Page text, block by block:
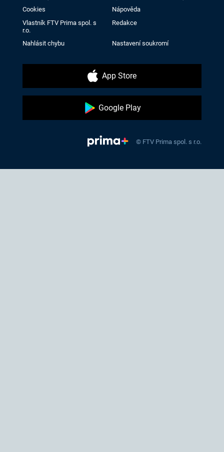
Cookies
Nápověda
Vlastník FTV Prima spol. s
r.o.
Redakce
Nahlásit chybu Nastavení soukromí
App Store
Google Play
© FTV Prima spol. s r.o.